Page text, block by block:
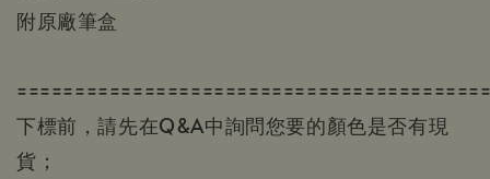
附原廠筆盒
下標前，請先在Q&A中詢問您要的顏色是否有現
貨；